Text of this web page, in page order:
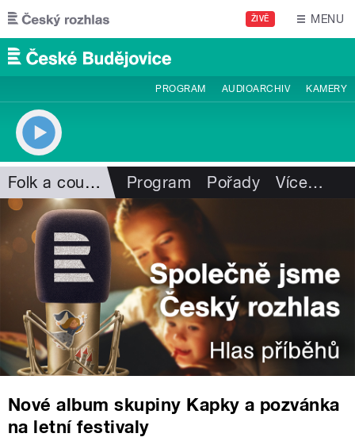
Přejít k hlavnímu obsahu
ŽIVĚ MENU
PROGRAM AUDIOARCHIV KAMERY
Folk a country Program Pořady Více…
Nové album skupiny Kapky a pozvánka
na letní festivaly